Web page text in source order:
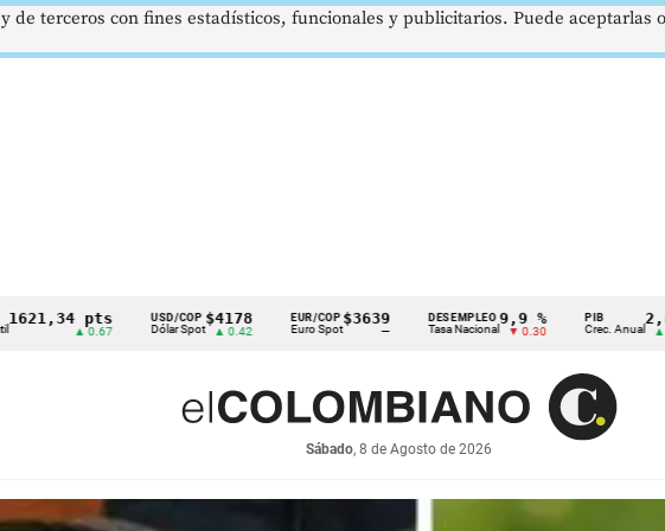
USD/COP
Dólar Spot
$4178
▲ 0.42
EUR/COP
Euro Spot
$3639
—
DESEMPLEO
Tasa Nacional
9,9 %
▼ 0.30
PIB
Crec. Anual
2,8 %
▲ 0.10
TRM
Tasa
Sábado, 8 de Agosto de 2026
de terceros con fines estadísticos, funcionales y publicitarios. Puede aceptarlas